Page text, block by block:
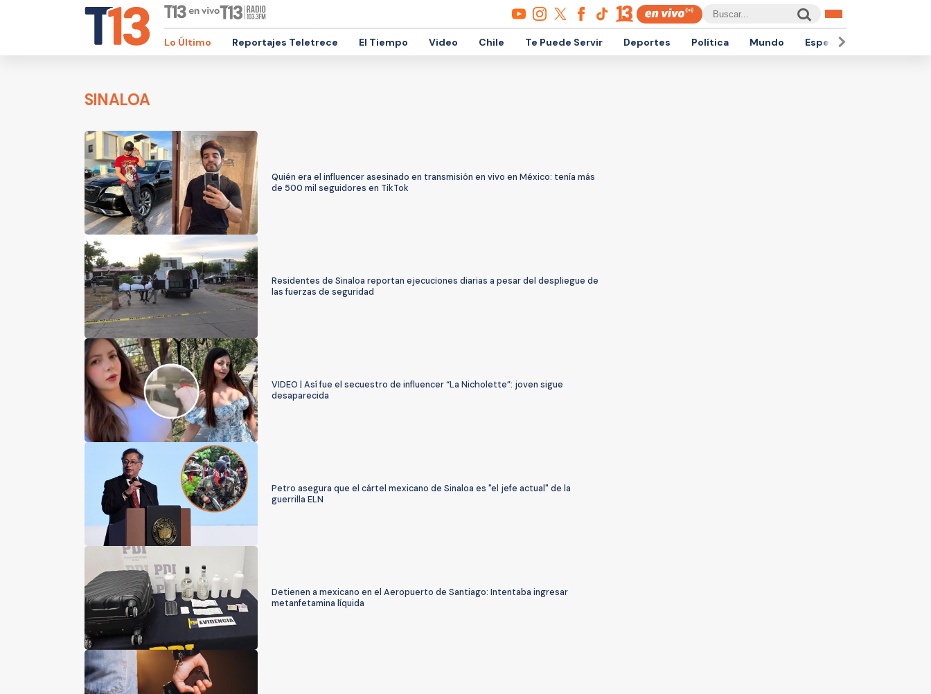
Lo Último Reportajes Teletrece El Tiempo Video Chile Te Puede Servir Deportes Política Mundo Espectáculos
SINALOA
Quién era el influencer asesinado en transmisión en vivo en México: tenía más
de 500 mil seguidores en TikTok
Residentes de Sinaloa reportan ejecuciones diarias a pesar del despliegue de
las fuerzas de seguridad
VIDEO | Así fue el secuestro de influencer “La Nicholette”: joven sigue
desaparecida
Petro asegura que el cártel mexicano de Sinaloa es "el jefe actual" de la
guerrilla ELN
Detienen a mexicano en el Aeropuerto de Santiago: Intentaba ingresar
metanfetamina líquida